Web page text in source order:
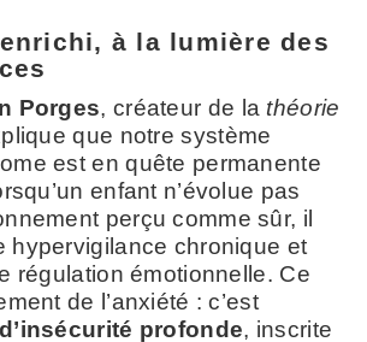
à la lumière des
Porges, créateur de la théorie
que notre système
est en quête permanente
enfant n’évolue pas
perçu comme sûr, il
hypervigilance chronique et
régulation émotionnelle. Ce
de l’anxiété : c’est
profonde, inscrite